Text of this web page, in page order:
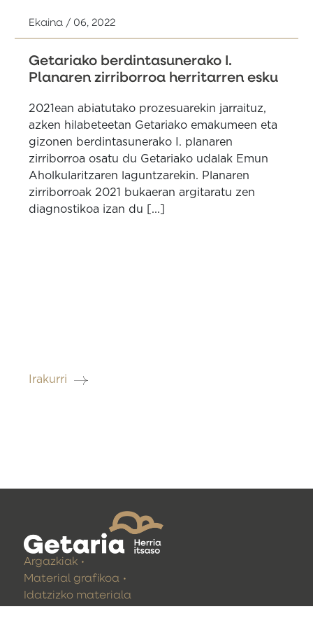
Ekaina / 06, 2022
Getariako berdintasunerako I.
Planaren zirriborroa herritarren esku
2021ean abiatutako prozesuarekin jarraituz,
azken hilabeteetan Getariako emakumeen eta
gizonen berdintasunerako I. planaren
zirriborroa osatu du Getariako udalak Emun
Aholkularitzaren laguntzarekin. Planaren
zirriborroak 2021 bukaeran argitaratu zen
diagnostikoa izan du [...]
Irakurri
Argazkiak
Material grafikoa
Idatzizko materiala